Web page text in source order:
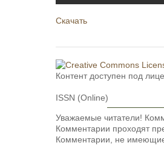
Скачать
Контент доступен под
ISSN (Online)
Уважаемые читатели!
Комментарии проходят
Комментарии, не имеющие